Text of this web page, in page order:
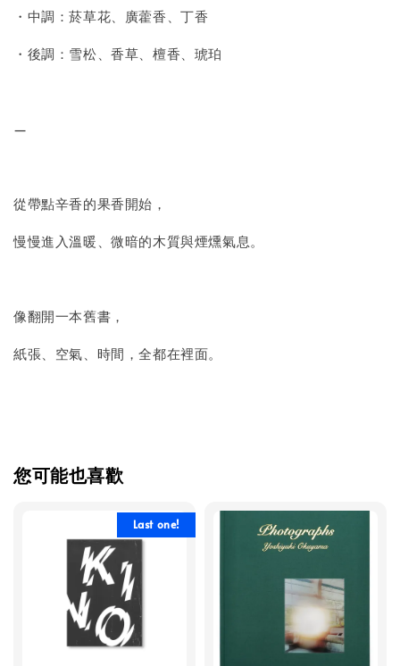
・中調：菸草花、廣藿香、丁香
・後調：雪松、香草、檀香、琥珀
—
從帶點辛香的果香開始，
慢慢進入溫暖、微暗的木質與煙燻氣息。
像翻開一本舊書，
紙張、空氣、時間，全都在裡面。
您可能也喜歡
Last one!